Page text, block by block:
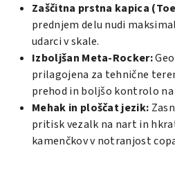
Zaščitna prstna kapica
prednjem delu nudi
udarci v skale.
Izboljšan Meta-Rocker:
prilagojena za tehnične
prehod in boljšo kontrolo
Mehak in ploščat jezik:
pritisk vezalk na nart in
kamenčkov v notranjost